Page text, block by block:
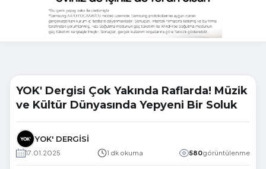
YOK' Dergisi Çok Yakında Raflarda! Müzik
ve Kültür Dünyasında Yepyeni Bir Soluk
YOK' DERGİSİ
17.01.2025 1 dk okuma 580görüntülenme